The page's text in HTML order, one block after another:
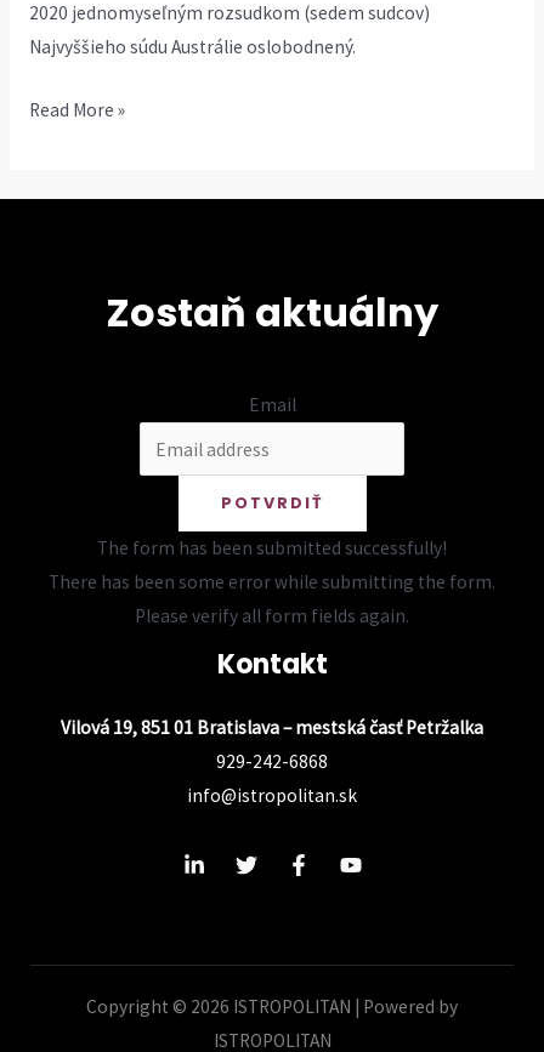
2020 jednomyseľným rozsudkom (sedem sudcov)
Najvyššieho súdu Austrálie oslobodnený.
Kardinál
Read More »
Zostaň aktuálny
Email
POTVRDIŤ
The form has been submitted successfully!
There has been some error while submitting the form.
Please verify all form fields again.
Kontakt
Vilová 19, 851 01 Bratislava – mestská časť Petržalka
929-242-6868
info@istropolitan.sk
Copyright © 2026 ISTROPOLITAN | Powered by
ISTROPOLITAN